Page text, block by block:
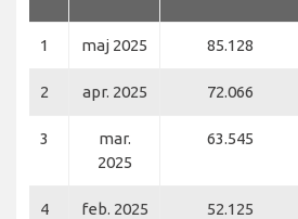
1 maj 2025 85.128
2 apr. 2025 72.066
3
mar.
2025
63.545
4 feb. 2025 52.125